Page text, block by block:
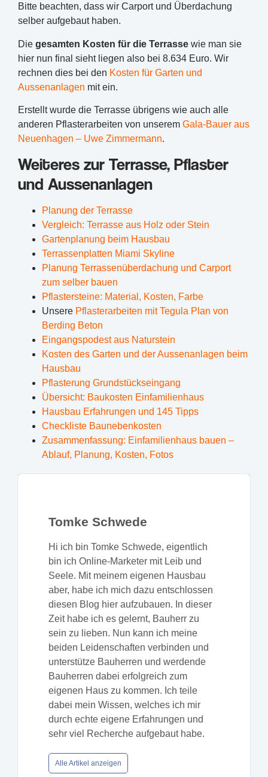
Bitte beachten, dass wir Carport und Überdachung
selber aufgebaut haben.
Die gesamten Kosten für die Terrasse wie man sie
hier nun final sieht liegen also bei 8.634 Euro. Wir
rechnen dies bei den Kosten für Garten und
Aussenanlagen mit ein.
Erstellt wurde die Terrasse übrigens wie auch alle
anderen Pflasterarbeiten von unserem Gala-Bauer aus
Neuenhagen – Uwe Zimmermann.
Weiteres zur Terrasse, Pflaster
und Aussenanlagen
Planung der Terrasse
Vergleich: Terrasse aus Holz oder Stein
Gartenplanung beim Hausbau
Terrassenplatten Miami Skyline
Planung Terrassenüberdachung und Carport
zum selber bauen
Pflastersteine: Material, Kosten, Farbe
Unsere Pflasterarbeiten mit Tegula Plan von
Berding Beton
Eingangspodest aus Naturstein
Kosten des Garten und der Aussenanlagen beim
Hausbau
Pflasterung Grundstückseingang
Übersicht: Baukosten Einfamilienhaus
Hausbau Erfahrungen und 145 Tipps
Checkliste Baunebenkosten
Zusammenfassung: Einfamilienhaus bauen –
Ablauf, Planung, Kosten, Fotos
Tomke Schwede
Hi ich bin Tomke Schwede, eigentlich
bin ich Online-Marketer mit Leib und
Seele. Mit meinem eigenen Hausbau
aber, habe ich mich dazu entschlossen
diesen Blog hier aufzubauen. In dieser
Zeit habe ich es gelernt, Bauherr zu
sein zu lieben. Nun kann ich meine
beiden Leidenschaften verbinden und
unterstütze Bauherren und werdende
Bauherren dabei erfolgreich zum
eigenen Haus zu kommen. Ich teile
dabei mein Wissen, welches ich mir
durch echte eigene Erfahrungen und
sehr viel Recherche aufgebaut habe.
Alle Artikel anzeigen